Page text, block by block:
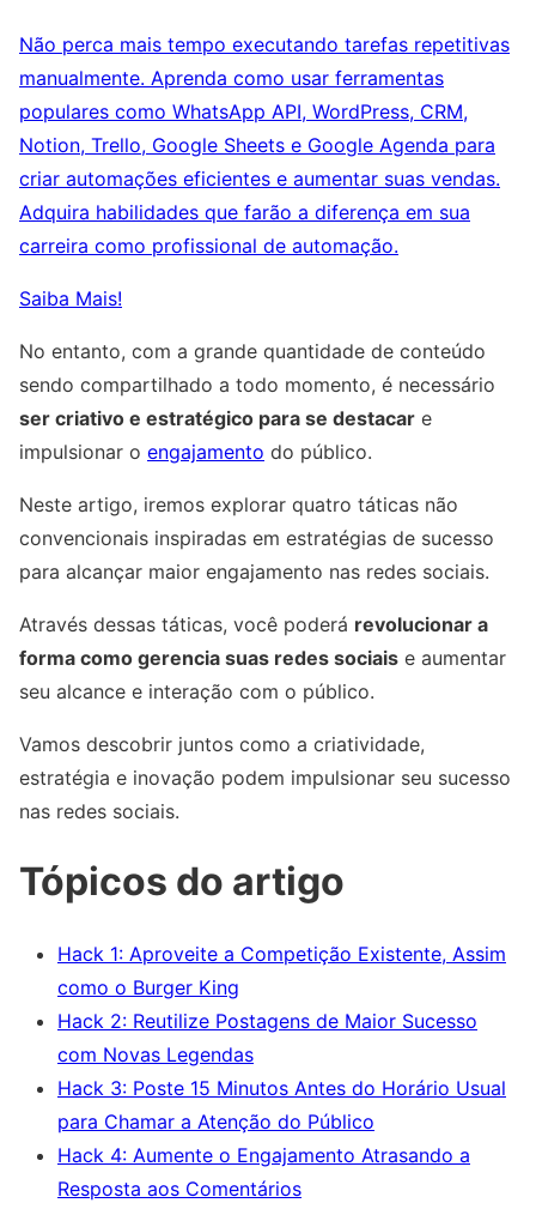
Não perca mais tempo executando tarefas repetitivas
manualmente. Aprenda como usar ferramentas
populares como WhatsApp API, WordPress, CRM,
Notion, Trello, Google Sheets e Google Agenda para
criar automações eficientes e aumentar suas vendas.
Adquira habilidades que farão a diferença em sua
carreira como profissional de automação.
Saiba Mais!
No entanto, com a grande quantidade de conteúdo
sendo compartilhado a todo momento, é necessário
ser criativo e estratégico para se destacar e
impulsionar o engajamento do público.
Neste artigo, iremos explorar quatro táticas não
convencionais inspiradas em estratégias de sucesso
para alcançar maior engajamento nas redes sociais.
Através dessas táticas, você poderá revolucionar a
forma como gerencia suas redes sociais e aumentar
seu alcance e interação com o público.
Vamos descobrir juntos como a criatividade,
estratégia e inovação podem impulsionar seu sucesso
nas redes sociais.
Tópicos do artigo
Hack 1: Aproveite a Competição Existente, Assim
como o Burger King
Hack 2: Reutilize Postagens de Maior Sucesso
com Novas Legendas
Hack 3: Poste 15 Minutos Antes do Horário Usual
para Chamar a Atenção do Público
Hack 4: Aumente o Engajamento Atrasando a
Resposta aos Comentários